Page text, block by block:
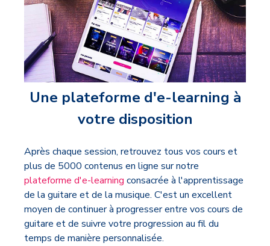
Une plateforme d'e-learning à
votre disposition
Après chaque session, retrouvez tous vos cours et
plus de 5000 contenus en ligne sur notre
plateforme d'e-learning consacrée à l'apprentissage
de la guitare et de la musique. C'est un excellent
moyen de continuer à progresser entre vos cours de
guitare et de suivre votre progression au fil du
temps de manière personnalisée.